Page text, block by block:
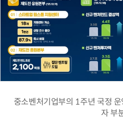
중소벤처기업부의 1주년 국정
자 부